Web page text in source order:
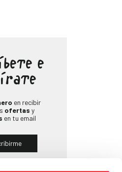
e
en recibir
ofertas y
en tu email